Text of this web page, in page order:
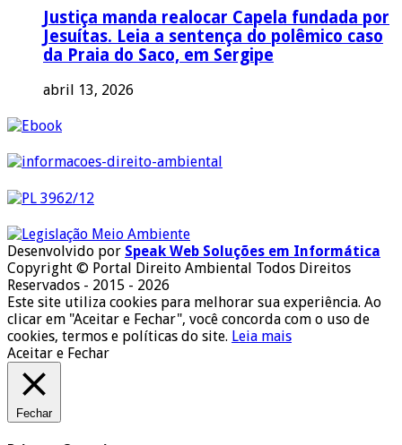
Justiça manda realocar Capela fundada por
Jesuítas. Leia a sentença do polêmico caso
da Praia do Saco, em Sergipe
abril 13, 2026
Desenvolvido por Speak Web Soluções em Informática
Copyright © Portal Direito Ambiental Todos Direitos
Reservados - 2015 - 2026
Este site utiliza cookies para melhorar sua experiência. Ao
clicar em "Aceitar e Fechar", você concorda com o uso de
cookies, termos e políticas do site. Leia mais
Aceitar e Fechar
Fechar